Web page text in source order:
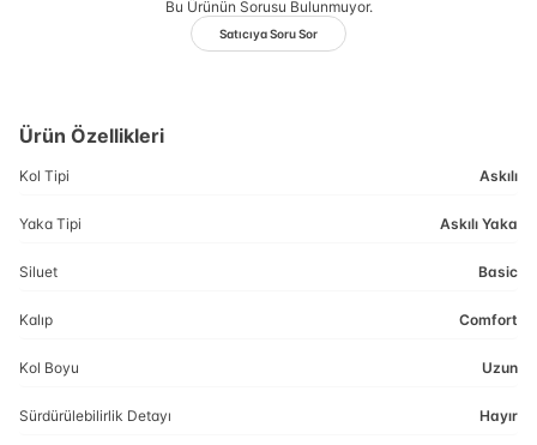
Bu Ürünün Sorusu Bulunmuyor.
Satıcıya Soru Sor
Ürün Özellikleri
Kol Tipi Askılı
Yaka Tipi Askılı Yaka
Siluet Basic
Kalıp Comfort
Kol Boyu Uzun
Sürdürülebilirlik Detayı Hayır